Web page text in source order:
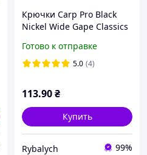
Крючки Carp Pro Black
Nickel Wide Gape Classics
Готово к отправке
5.0 (4)
113.90₴
Купить
Rybalych 99%